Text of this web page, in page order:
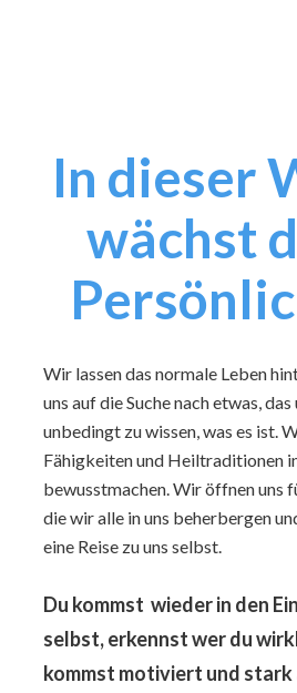
In dieser
wächst
Wir lassen das normale Leben
uns auf die Suche nach etwas,
unbedingt zu wissen, was es ist.
Fähigkeiten und Heiltraditionen
bewusstmachen. Wir öffnen uns
die wir alle in uns beherbergen
eine Reise zu uns selbst.
Du kommst  wieder in den
selbst, erkennst wer du
kommst motiviert und stark